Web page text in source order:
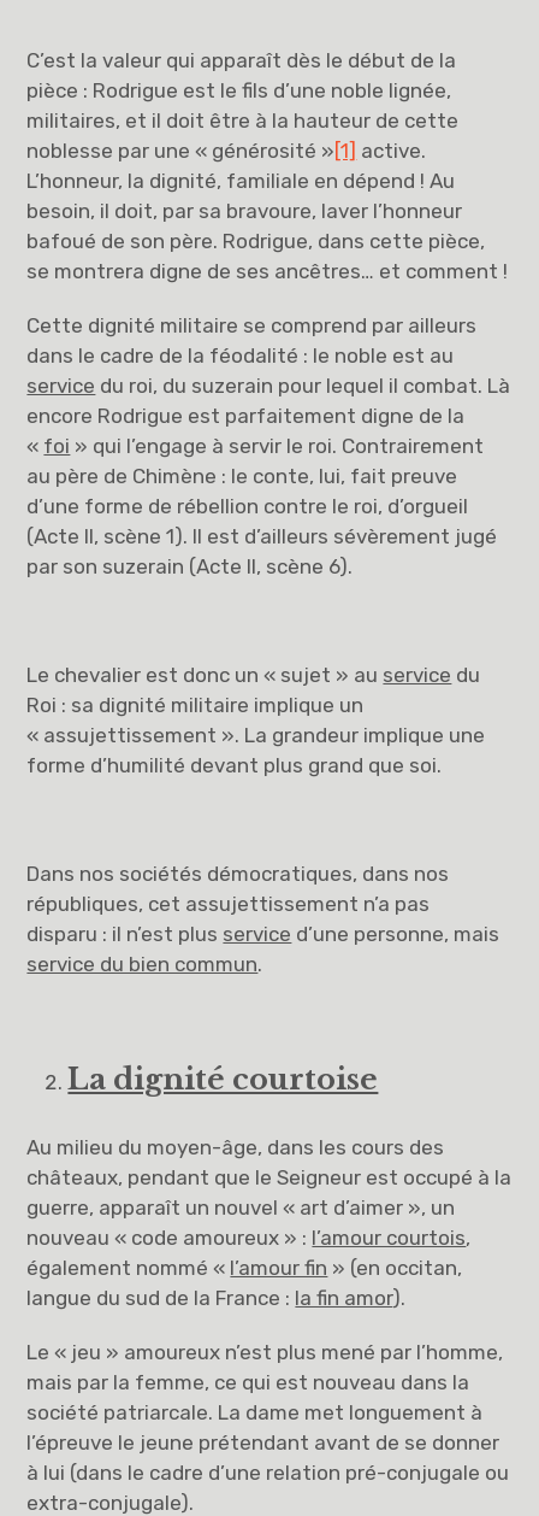
C’est la valeur qui apparaît dès le début de la
pièce : Rodrigue est le fils d’une noble lignée,
militaires, et il doit être à la hauteur de cette
noblesse par une « générosité » [1] active.
L’honneur, la dignité, familiale en dépend ! Au
besoin, il doit, par sa bravoure, laver l’honneur
bafoué de son père. Rodrigue, dans cette pièce,
se montrera digne de ses ancêtres… et comment !
Cette dignité militaire se comprend par ailleurs
dans le cadre de la féodalité : le noble est au
service du roi, du suzerain pour lequel il combat. Là
encore Rodrigue est parfaitement digne de la
« foi » qui l’engage à servir le roi. Contrairement
au père de Chimène : le conte, lui, fait preuve
d’une forme de rébellion contre le roi, d’orgueil
(Acte II, scène 1). Il est d’ailleurs sévèrement jugé
par son suzerain (Acte II, scène 6).
Le chevalier est donc un « sujet » au service du
Roi : sa dignité militaire implique un
« assujettissement ». La grandeur implique une
forme d’humilité devant plus grand que soi.
Dans nos sociétés démocratiques, dans nos
républiques, cet assujettissement n’a pas
disparu : il n’est plus service d’une personne, mais
service du bien commun.
La dignité courtoise
Au milieu du moyen-âge, dans les cours des
châteaux, pendant que le Seigneur est occupé à la
guerre, apparaît un nouvel « art d’aimer », un
nouveau « code amoureux » : l’amour courtois,
également nommé « l’amour fin » (en occitan,
langue du sud de la France : la fin amor).
Le « jeu » amoureux n’est plus mené par l’homme,
mais par la femme, ce qui est nouveau dans la
société patriarcale. La dame met longuement à
l’épreuve le jeune prétendant avant de se donner
à lui (dans le cadre d’une relation pré-conjugale ou
extra-conjugale).